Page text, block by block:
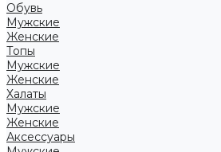
Обувь
Мужские
Женские
Топы
Мужские
Женские
Халаты
Мужские
Женские
Аксессуары